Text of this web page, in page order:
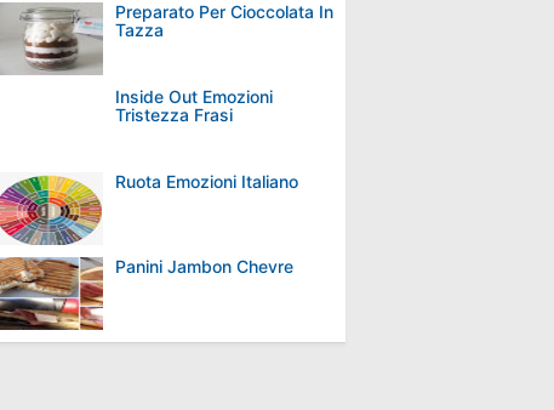
Preparato Per Cioccolata In
Tazza
Inside Out Emozioni
Tristezza Frasi
Ruota Emozioni Italiano
Panini Jambon Chevre